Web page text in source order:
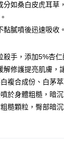
台灣大哥大用戶可
期」，訂單成立後會
欲分期的期數、繳款
往確認交易或遇審核
需綁卡、不需儲值。
分如桑白皮虎耳草
膩噴後迅速吸收。
殺手，添加5%杏
解修護提亮肌膚，
複合成份、白茅萃
於身體粗糙，暗沉
糙顆粒，臀部暗